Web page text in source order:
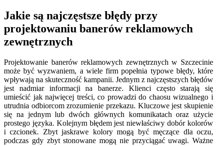
Jakie są najczęstsze błędy przy
projektowaniu banerów reklamowych
zewnętrznych
Projektowanie banerów reklamowych zewnętrznych w Szczecinie
może być wyzwaniem, a wiele firm popełnia typowe błędy, które
wpływają na skuteczność kampanii. Jednym z najczęstszych błędów
jest nadmiar informacji na banerze. Klienci często starają się
umieścić jak najwięcej treści, co prowadzi do chaosu wizualnego i
utrudnia odbiorcom zrozumienie przekazu. Kluczowe jest skupienie
się na jednym lub dwóch głównych komunikatach oraz użycie
prostego języka. Kolejnym błędem jest niewłaściwy dobór kolorów
i czcionek. Zbyt jaskrawe kolory mogą być męczące dla oczu,
podczas gdy zbyt stonowane mogą nie przyciągać uwagi. Ważne